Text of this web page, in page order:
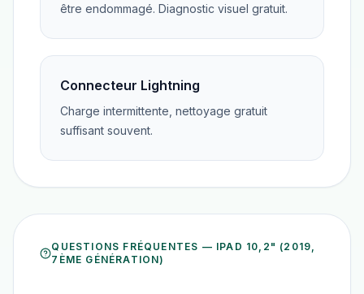
être endommagé. Diagnostic visuel gratuit.
Connecteur Lightning
Charge intermittente, nettoyage gratuit
suffisant souvent.
QUESTIONS FRÉQUENTES — IPAD 10,2" (2019,
7ÈME GÉNÉRATION)